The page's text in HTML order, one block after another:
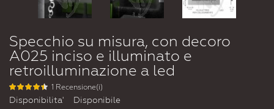
Specchio su misura, con decoro
A025 inciso e illuminato e
retroilluminazione a led
1 Recensione(i)
Disponibilita'
Disponibile